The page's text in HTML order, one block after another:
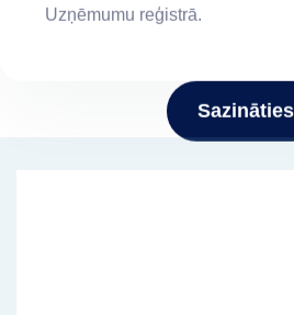
Uzņēmumu reģistrā.
Sazināties